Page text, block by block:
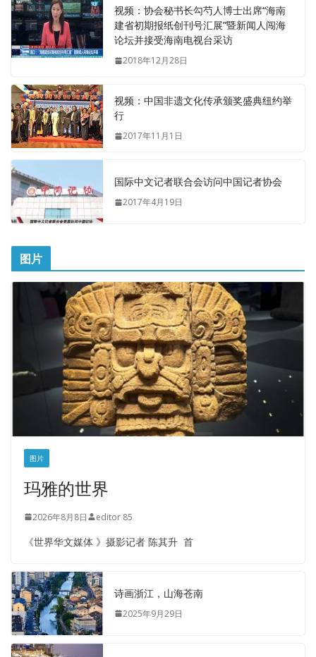
视频：协会秘书长勾芍人博士出席“海南
建省初期报纸创刊号汇展”暨新闻人闯海
论坛并接受海南电视台采访
2018年12月28日
视频：中国非遗文化传承颁奖盛典纽约举
行
2017年11月1日
国际中文记者联合会访问中国记者协会
2017年4月19日
图片
图片
玛雅的世界
2026年8月8日 editor 85
《世界华文媒体 》摄影记者 陈其升 首
诗画浙江，山海苍南
2025年9月29日